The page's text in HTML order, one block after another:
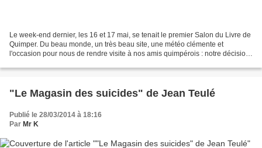
Le week-end dernier, les 16 et 17 mai, se tenait le premier Salon du Livre de
Quimper. Du beau monde, un très beau site, une météo clémente et
l'occasion pour nous de rendre visite à nos amis quimpérois : notre décision
"Le Magasin des suicides" de Jean Teulé
Publié le 28/03/2014 à 18:16
Par Mr K